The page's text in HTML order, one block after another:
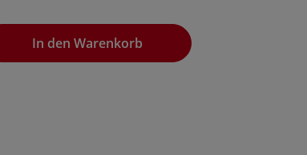
Wert ein oder benutze die Schaltflächen, um
In den Warenkorb